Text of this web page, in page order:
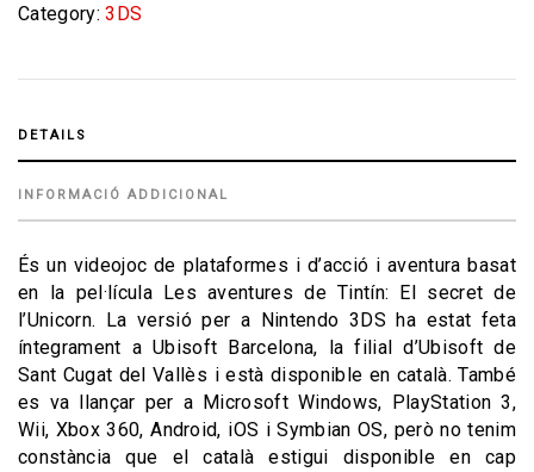
Category:3DS
DETAILS
INFORMACIÓ ADDICIONAL
És un videojoc de plataformes i d’acció i aventura basat
en la pel·lícula Les aventures de Tintín: El secret de
l’Unicorn. La versió per a Nintendo 3DS ha estat feta
íntegrament a Ubisoft Barcelona, la filial d’Ubisoft de
Sant Cugat del Vallès i està disponible en català. També
es va llançar per a Microsoft Windows, PlayStation 3,
Wii, Xbox 360, Android, iOS i Symbian OS, però no tenim
constància que el català estigui disponible en cap